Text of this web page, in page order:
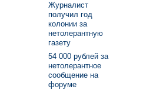
Журналист
получил год
колонии за
нетолерантную
газету
54 000 рублей за
нетолерантное
сообщение на
форуме